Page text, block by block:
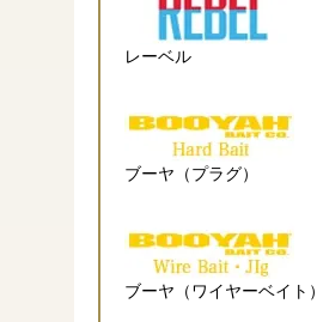
レーベル
ブーヤ（プラグ）
ブーヤ（ワイヤーベイト）